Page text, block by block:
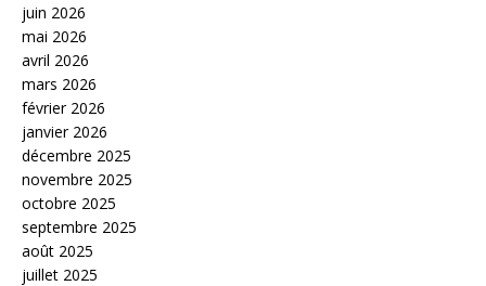
juin 2026
mai 2026
avril 2026
mars 2026
février 2026
janvier 2026
décembre 2025
novembre 2025
octobre 2025
septembre 2025
août 2025
juillet 2025